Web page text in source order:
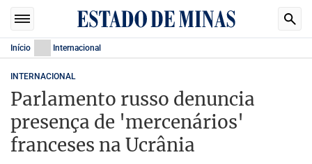
Início Internacional
INTERNACIONAL
Parlamento russo denuncia
presença de 'mercenários'
franceses na Ucrânia